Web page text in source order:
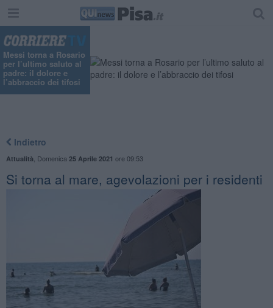
Messi torna a Rosario
per l’ultimo saluto al
padre: il dolore e
l’abbraccio dei tifosi
Indietro
Attualità Domenica 25 Aprile 2021 ore 09:53
Si torna al mare, agevolazioni per i residenti